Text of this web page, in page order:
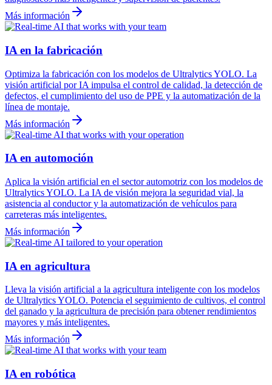
Más información
IA en la fabricación
Optimiza la fabricación con los modelos de Ultralytics YOLO. La
visión artificial por IA impulsa el control de calidad, la detección de
defectos, el cumplimiento del uso de PPE y la automatización de la
línea de montaje.
Más información
IA en automoción
Aplica la visión artificial en el sector automotriz con los modelos de
Ultralytics YOLO. La IA de visión mejora la seguridad vial, la
asistencia al conductor y la automatización de vehículos para
carreteras más inteligentes.
Más información
IA en agricultura
Lleva la visión artificial a la agricultura inteligente con los modelos
de Ultralytics YOLO. Potencia el seguimiento de cultivos, el control
del ganado y la agricultura de precisión para obtener rendimientos
mayores y más inteligentes.
Más información
IA en robótica